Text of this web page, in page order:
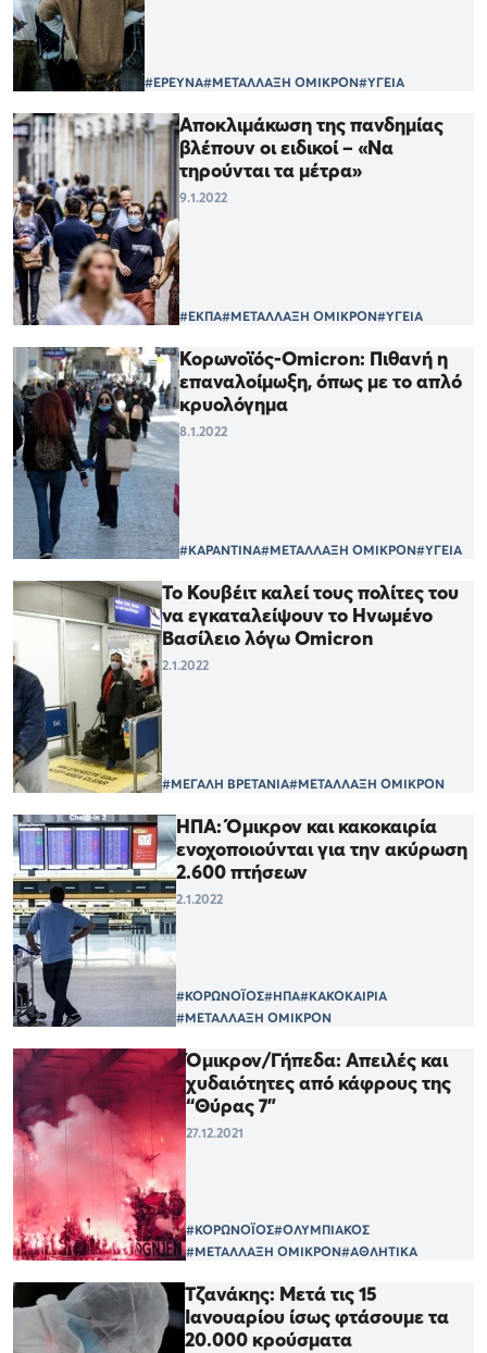
#ΕΡΕΥΝΑ#ΜΕΤΑΛΛΑΞΗ ΟΜΙΚΡΟΝ#ΥΓΕΙΑ
Αποκλιμάκωση της πανδημίας
βλέπουν οι ειδικοί – «Να
τηρούνται τα μέτρα»
9.1.2022
#ΕΚΠΑ#ΜΕΤΑΛΛΑΞΗ ΟΜΙΚΡΟΝ#ΥΓΕΙΑ
Κορωνοϊός-Omicron: Πιθανή η
επαναλοίμωξη, όπως με το απλό
κρυολόγημα
8.1.2022
#ΚΑΡΑΝΤΙΝΑ#ΜΕΤΑΛΛΑΞΗ ΟΜΙΚΡΟΝ#ΥΓΕΙΑ
Το Κουβέιτ καλεί τους πολίτες του
να εγκαταλείψουν το Ηνωμένο
Βασίλειο λόγω Omicron
2.1.2022
#ΜΕΓΑΛΗ ΒΡΕΤΑΝΙΑ#ΜΕΤΑΛΛΑΞΗ ΟΜΙΚΡΟΝ
ΗΠΑ: Όμικρον και κακοκαιρία
ενοχοποιούνται για την ακύρωση
2.600 πτήσεων
2.1.2022
#ΚΟΡΩΝΟΪΟΣ#ΗΠΑ#ΚΑΚΟΚΑΙΡΙΑ
#ΜΕΤΑΛΛΑΞΗ ΟΜΙΚΡΟΝ
Όμικρον/Γήπεδα: Απειλές και
χυδαιότητες από κάφρους της
“Θύρας 7”
27.12.2021
#ΚΟΡΩΝΟΪΟΣ#ΟΛΥΜΠΙΑΚΟΣ
#ΜΕΤΑΛΛΑΞΗ ΟΜΙΚΡΟΝ#ΑΘΛΗΤΙΚΑ
Τζανάκης: Μετά τις 15
Ιανουαρίου ίσως φτάσουμε τα
20.000 κρούσματα